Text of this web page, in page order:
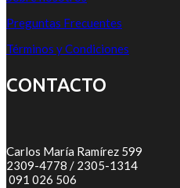
Preguntas Frecuentes
Términos y Condiciones
CONTACTO
Carlos María Ramírez 599
2309-4778 / 2305-1314
091 026 506